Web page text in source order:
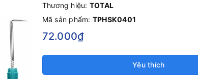
Thương hiệu: TOTAL
Mã sản phẩm: TPHSK0401
72.000₫
Yêu thích